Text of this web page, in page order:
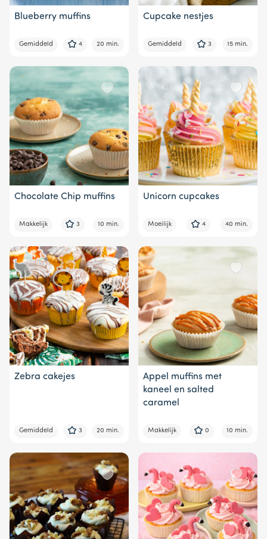
Blueberry muffins
Gemiddeld 4 20 min.
Cupcake nestjes
Gemiddeld 3 15 min.
Chocolate Chip muffins
Makkelijk 3 10 min.
Unicorn cupcakes
Moeilijk 4 40 min.
Zebra cakejes
Gemiddeld 3 20 min.
Appel muffins met
kaneel en salted
caramel
Makkelijk 0 10 min.